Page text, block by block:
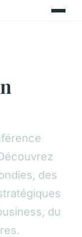
des
du